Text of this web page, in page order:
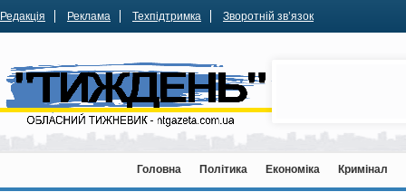
Редакція Реклама Техпідтримка Зворотній зв’язок
Головна Політика Економіка Кримінал